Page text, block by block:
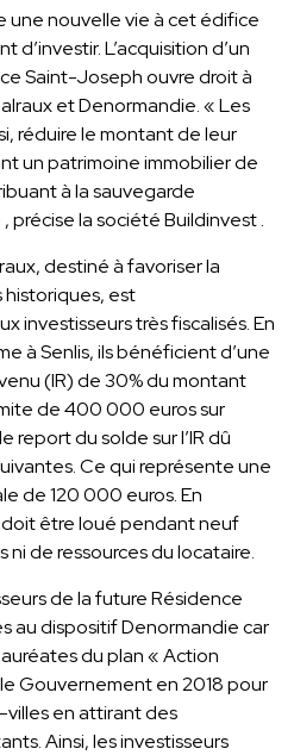
nouvelle vie à cet édifice
L’acquisition d’un
Saint-Joseph ouvre droit à
et Denormandie. « Les
réduire le montant de leur
un patrimoine immobilier de
à la sauvegarde
précise la société Buildinvest .
destiné à favoriser la
est
investisseurs très fiscalisés. En
à Senlis, ils bénéficient d’une
(IR) de 30% du montant
de 400 000 euros sur
report du solde sur l’IR dû
Ce qui représente une
de 120 000 euros. En
être loué pendant neuf
ni de ressources du locataire.
de la future Résidence
au dispositif Denormandie car
du plan « Action
Gouvernement en 2018 pour
en attirant des
Ainsi, les investisseurs